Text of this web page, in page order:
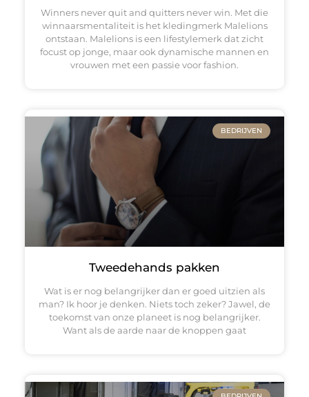
Winners never quit and quitters never win. Met die
winnaarsmentaliteit is het kledingmerk Malelions
ontstaan. Malelions is een lifestylemerk dat zicht
focust op jonge, maar ook dynamische mannen en
vrouwen met een passie voor fashion.
BEDRIJVEN
Tweedehands pakken
Wat is er nog belangrijker dan er goed uitzien als
man? Ik hoor je denken. Niets toch zeker? Jawel, de
toekomst van onze planeet is nog belangrijker.
Want als de aarde naar de knoppen gaat